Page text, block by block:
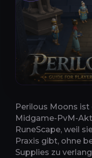
Perilous Moons
Midgame-PvM-
RuneScape, weil
Praxis gibt, ohne
Supplies zu